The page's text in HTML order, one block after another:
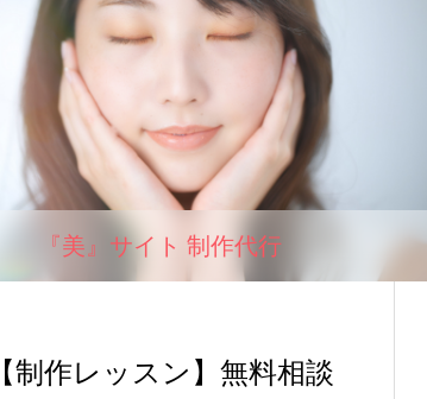
『美』サイト 制作代行
【制作レッスン】無料相談